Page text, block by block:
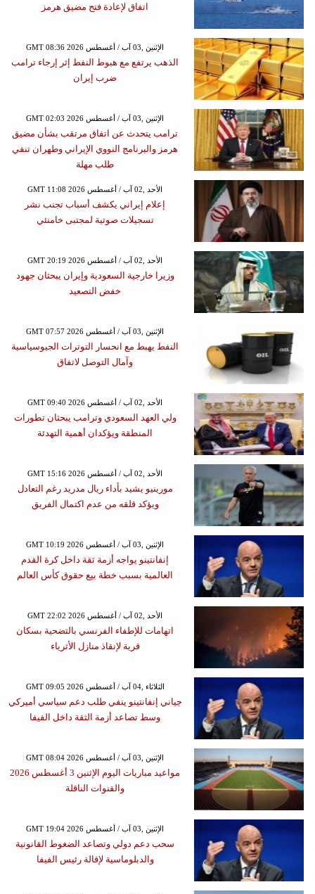
اتفاق لإعادة فتح مضيق هرمز
GMT 08:36 2026 الإثنين ,03 آب / أغسطس
الذهب يرتفع مع هبوط النفط إثر إرجاء ترامب
ضرب إيران
GMT 02:03 2026 الإثنين ,03 آب / أغسطس
ترامب يتحدث عن اتفاق مرتقب بشأن مضيق
هرمز والبرنامج النووي الإيراني وطهران تنفي
طلب مهلة
GMT 11:08 2026 الأحد ,02 آب / أغسطس
إعلام إيراني يكشف أسباب تجنب نشر
تسجيلات صوتية لمجتبى خامنئي
GMT 20:19 2026 الأحد ,02 آب / أغسطس
وزيرا خارجية السعودية وإيران يبحثان جهود
خفض التصعيد
GMT 07:57 2026 الإثنين ,03 آب / أغسطس
النفط يهبط مع انحسار التوترات الجيوسياسية
وآمال التوصل لاتفاق
GMT 09:40 2026 الأحد ,02 آب / أغسطس
ولي العهد السعودي وترامب يبحثان تطورات
المنطقة ويؤكدان أهمية التهدئة
GMT 15:16 2026 الأحد ,02 آب / أغسطس
مورينيو يشيد بأداء ريال مدريد رغم التعادل
ويؤكد قلقه من عدم اكتمال الفريق
GMT 10:19 2026 الإثنين ,03 آب / أغسطس
إنفانتينو يواجه أزمة ثقة داخل كرة القدم
العالمية بسبب خطة بيع حقوق كأس العالم
GMT 22:02 2026 الأحد ,02 آب / أغسطس
اتهامات للإطفاء الفرنسي بالتضحية بسكان
قرية لإنقاذ منازل الأثرياء
GMT 09:05 2026 الثلاثاء ,04 آب / أغسطس
جياني إنفانتينو ينفي طلب دعم سياسي أميركي
وسط تصاعد أزمة الثقة داخل الفيفا
GMT 08:04 2026 الإثنين ,03 آب / أغسطس
مواعيد مباريات اليوم الإثنين 3 أغسطس 2026
والقنوات الناقلة
GMT 19:04 2026 الإثنين ,03 آب / أغسطس
سحب دعم دولي وتصاعد الضغوط القانونية
والدبلوماسية لإقالة رئيس الفيفا